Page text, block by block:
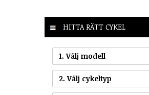
HITTA RÄTT CYKEL
1. Välj modell
2. Välj cykeltyp